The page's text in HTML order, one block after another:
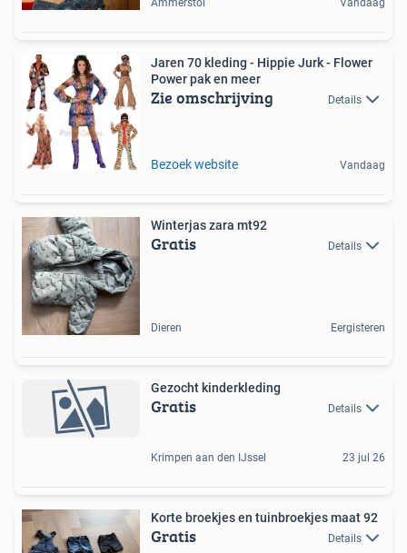
Jaren 70 kleding - Hippie Jurk - Flower
Power pak en meer
Zie omschrijving Details
Bezoek website Vandaag
Winterjas zara mt92
Gratis Details
Dieren Eergisteren
Gezocht kinderkleding
Gratis Details
Krimpen aan den IJssel 23 jul 26
Korte broekjes en tuinbroekjes maat 92
Gratis Details